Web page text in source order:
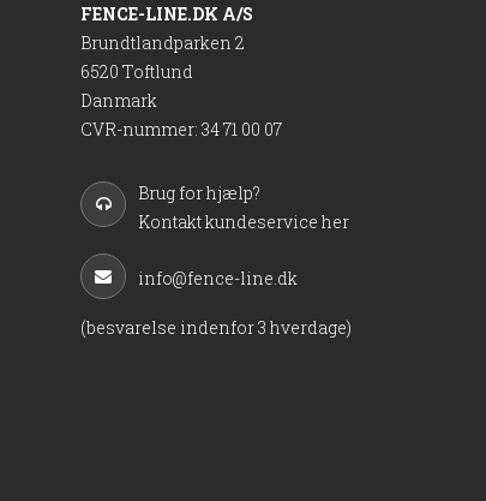
FENCE-LINE.DK A/S
Brundtlandparken 2
6520 Toftlund
Danmark
CVR-nummer: 34 71 00 07
Brug for hjælp?
Kontakt kundeservice her
info@fence-line.dk
(besvarelse indenfor 3 hverdage)